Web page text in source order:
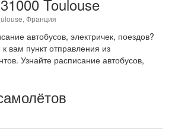
Toulouse
Франция
автобусов, электричек, поездов?
вам пункт отправления из
Узнайте расписание автобусов,